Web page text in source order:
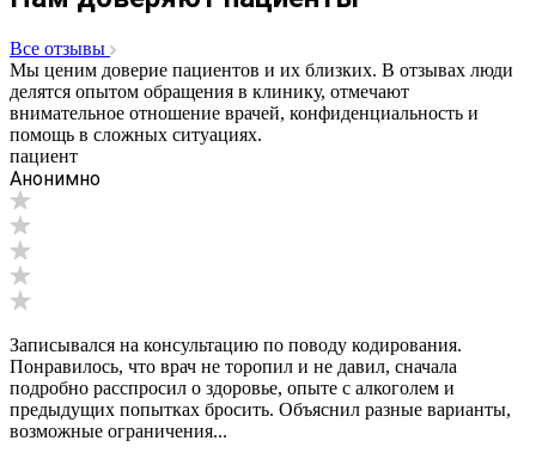
Все отзывы
Мы ценим доверие пациентов и их близких. В отзывах люди
делятся опытом обращения в клинику, отмечают
внимательное отношение врачей, конфиденциальность и
помощь в сложных ситуациях.
пациент
Анонимно
Записывался на консультацию по поводу кодирования.
Понравилось, что врач не торопил и не давил, сначала
подробно расспросил о здоровье, опыте с алкоголем и
предыдущих попытках бросить. Объяснил разные варианты,
возможные ограничения...